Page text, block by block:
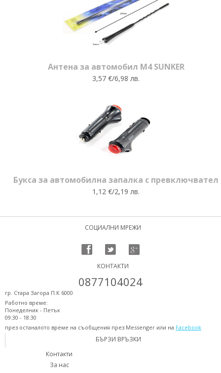
Антена за автомобил M4 SUNKER
3,57 €/6,98 лв.
Букса за автомобилна запалка с превключвател
1,12 €/2,19 лв.
СОЦИАЛНИ МРЕЖИ
КОНТАКТИ
0877104024
гр. Стара Загора П.К 6000
Работно време:
Понеделник - Петък
09:30 - 18:30
през останалото време на съобщения през Messenger или на Facebook
БЪРЗИ ВРЪЗКИ
Контакти
За нас